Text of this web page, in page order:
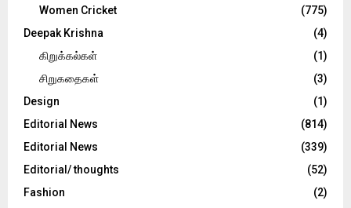
Women Cricket
(775)
Deepak Krishna
(4)
கிறுக்கல்கள்
(1)
சிறுகதைகள்
(3)
Design
(1)
Editorial News
(814)
Editorial News
(339)
Editorial/ thoughts
(52)
Fashion
(2)